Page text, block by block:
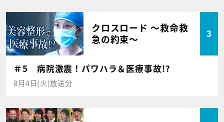
クロスロード ～救命救
急の約束～
3
＃5 病院激震！パワハラ＆医療事故!?
8月4日(火)放送分